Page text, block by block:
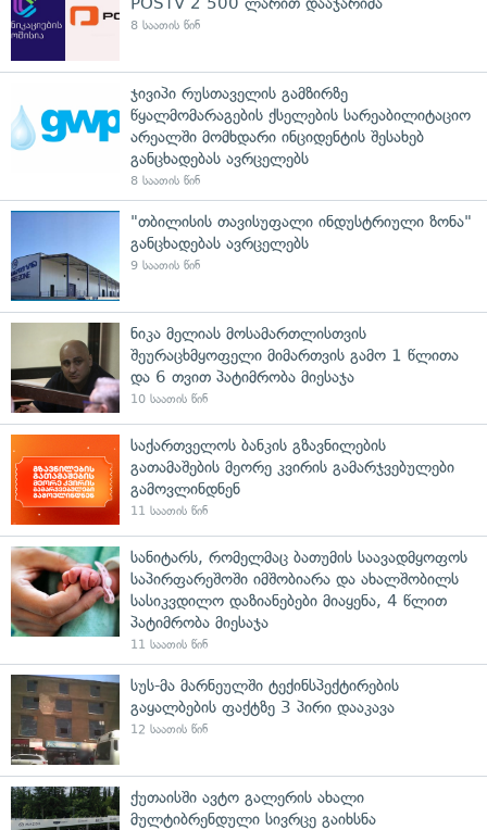
8 საათის წინ
ჯივიპი რუსთაველის გამზირზე
წყალმომარაგების ქსელების სარეაბილიტაციო
არეალში მომხდარი ინციდენტის შესახებ
განცხადებას ავრცელებს
8 საათის წინ
"თბილისის თავისუფალი ინდუსტრიული ზონა"
განცხადებას ავრცელებს
9 საათის წინ
ნიკა მელიას მოსამართლისთვის
შეურაცხმყოფელი მიმართვის გამო 1 წლითა
და 6 თვით პატიმრობა მიესაჯა
10 საათის წინ
საქართველოს ბანკის გზავნილების
გათამაშების მეორე კვირის გამარჯვებულები
გამოვლინდნენ
11 საათის წინ
სანიტარს, რომელმაც ბათუმის საავადმყოფოს
საპირფარეშოში იმშობიარა და ახალშობილს
სასიკვდილო დაზიანებები მიაყენა, 4 წლით
პატიმრობა მიესაჯა
11 საათის წინ
სუს-მა მარნეულში ტექინსპექტირების
გაყალბების ფაქტზე 3 პირი დააკავა
12 საათის წინ
ქუთაისში ავტო გალერის ახალი
მულტიბრენდული სივრცე გაიხსნა